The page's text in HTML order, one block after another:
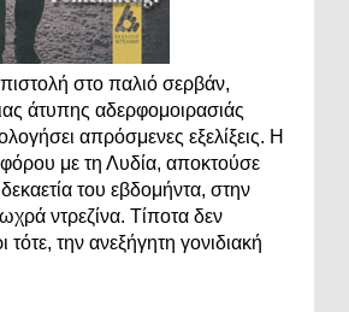
στο παλιό σερβάν,
άτυπης αδερφομοιρασιάς
απρόσμενες εξελίξεις. Η
με τη Λυδία, αποκτούσε
του εβδομήντα, στην
ντρεζίνα. Τίποτα δεν
την ανεξήγητη γονιδιακή